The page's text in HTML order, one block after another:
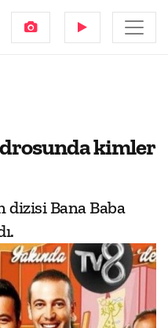
kimler
dizisi Bana Baba